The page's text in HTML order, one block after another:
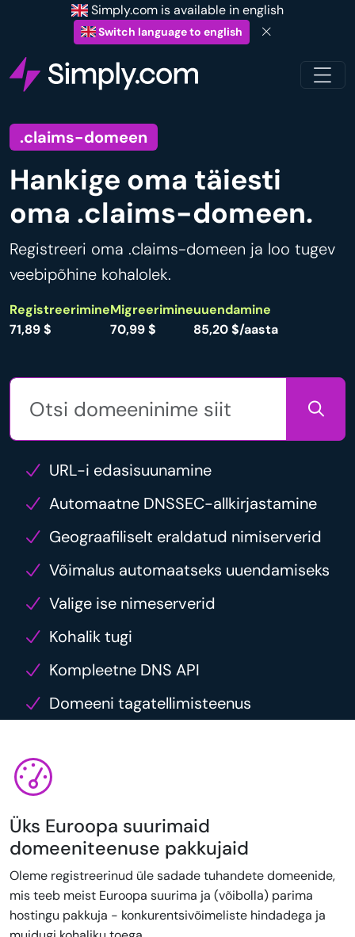
Simply.com is available in english
Switch language to english
.claims-domeen
Hankige oma täiesti
oma .claims-domeen.
Registreeri oma .claims-domeen ja loo tugev
veebipõhine kohalolek.
Registreerimine
71,89 $
Migreerimine
70,99 $
uuendamine
85,20 $/aasta
URL-i edasisuunamine
Automaatne DNSSEC-allkirjastamine
Geograafiliselt eraldatud nimiserverid
Võimalus automaatseks uuendamiseks
Valige ise nimeserverid
Kohalik tugi
Kompleetne DNS API
Domeeni tagatellimisteenus
Üks Euroopa suurimaid
domeeniteenuse pakkujaid
Oleme registreerinud üle sadade tuhandete domeenide,
mis teeb meist Euroopa suurima ja (võibolla) parima
hostingu pakkuja - konkurentsivõimeliste hindadega ja